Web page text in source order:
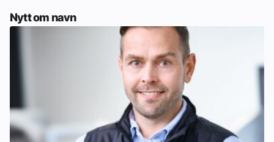
Nytt om navn